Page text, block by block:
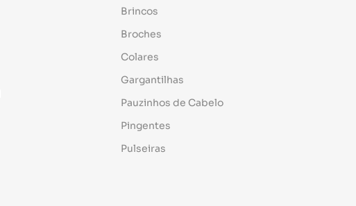
Brincos
Broches
Colares
Gargantilhas
Pauzinhos de Cabelo
Pingentes
Pulseiras